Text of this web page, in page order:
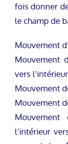
fois donner
le champ de
Mouvement
Mouvement
vers l’intérieur
Mouvement
Mouvement
l’intérieur